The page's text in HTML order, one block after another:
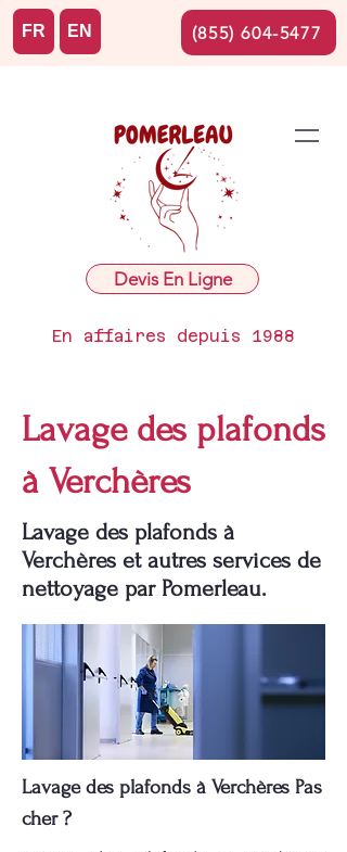
Devis En Ligne
En affaires depuis 1988
FR EN (855) 604-5477
Lavage des plafonds
à Verchères
Lavage des plafonds à
Verchères et autres services de
nettoyage par Pomerleau.
Lavage des plafonds à Verchères Pas
cher ?